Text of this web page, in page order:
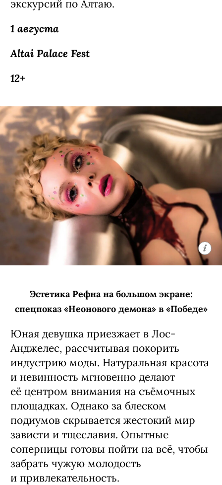
экскурсий по Алтаю.
1 августа
Altai Palace Fest
12+
Эстетика Рефна на большом экране:
спецпоказ «Неонового демона» в «Победе»
Юная девушка приезжает в Лос-
Анджелес, рассчитывая покорить
индустрию моды. Натуральная красота
и невинность мгновенно делают
её центром внимания на съёмочных
площадках. Однако за блеском
подиумов скрывается жестокий мир
зависти и тщеславия. Опытные
соперницы готовы пойти на всё, чтобы
забрать чужую молодость
и привлекательность.